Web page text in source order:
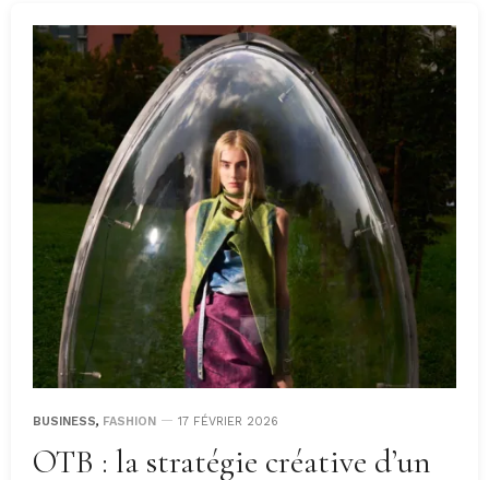
BUSINESS, FASHION 17 FÉVRIER 2026
OTB : la stratégie créative d’un